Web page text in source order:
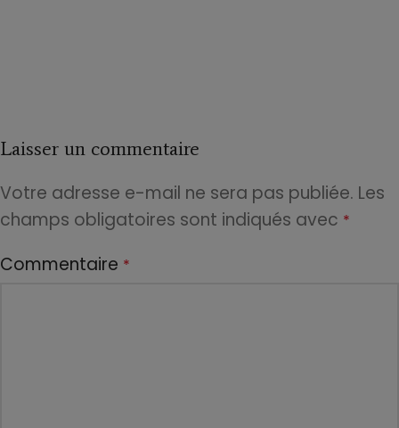
Laisser un commentaire
Votre adresse e-mail ne sera pas publiée. Les
champs obligatoires sont indiqués avec *
Commentaire *